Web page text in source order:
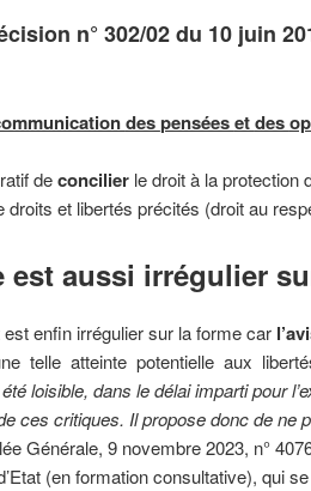
n° 302/02 du 10 juin
despenséesetdes
deconcilier le droit à la protection
droits et libertés précités (droit au
est aussi irrégulier
est enfin irrégulier sur la forme car
telle atteinte potentielle aux
loisible, dans le délai imparti pour
ces critiques. Il propose donc de ne
Générale, 9 novembre 2023, n°
(en formation consultative), qui